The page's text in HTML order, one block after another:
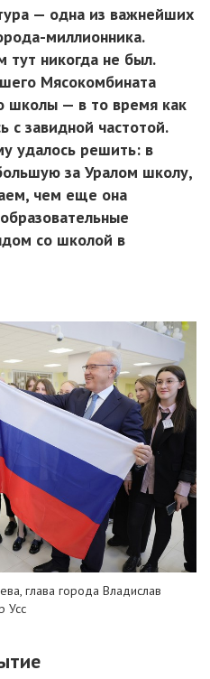
— одна из важнейших
миллионника.
тут никогда не был.
Мясокомбината
школы — в то время как
с завидной частотой.
удалось решить: в
за Уралом школу,
чем еще она
со школой в
глава города Владислав
Усс